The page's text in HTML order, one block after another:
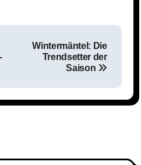
Wintermäntel: Die
Trendsetter der
Saison